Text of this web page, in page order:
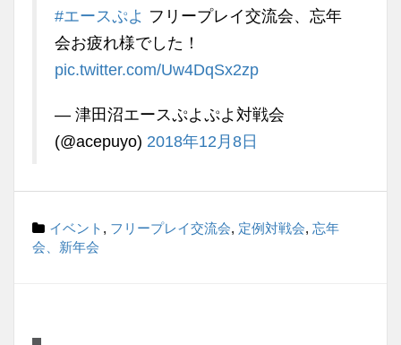
#エースぷよ フリープレイ交流会、忘年
会お疲れ様でした！
pic.twitter.com/Uw4DqSx2zp
— 津田沼エースぷよぷよ対戦会
(@acepuyo) 2018年12月8日
イベント , フリープレイ交流会, 定例対戦会, 忘年
会、新年会